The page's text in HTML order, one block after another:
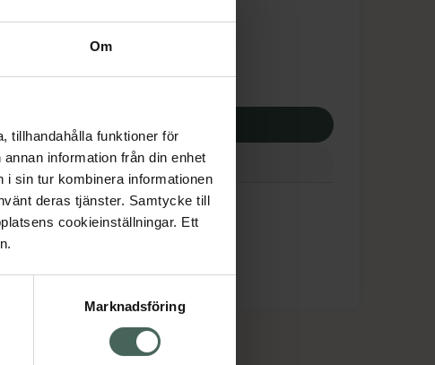
Om
tillhandahålla funktioner för
information från din enhet
sin tur kombinera informationen
deras tjänster. Samtycke till
cookieinställningar. Ett
Marknadsföring
kr
I apotek:65,36 kr
Köp via ditt recept
Om recept och läkemedel